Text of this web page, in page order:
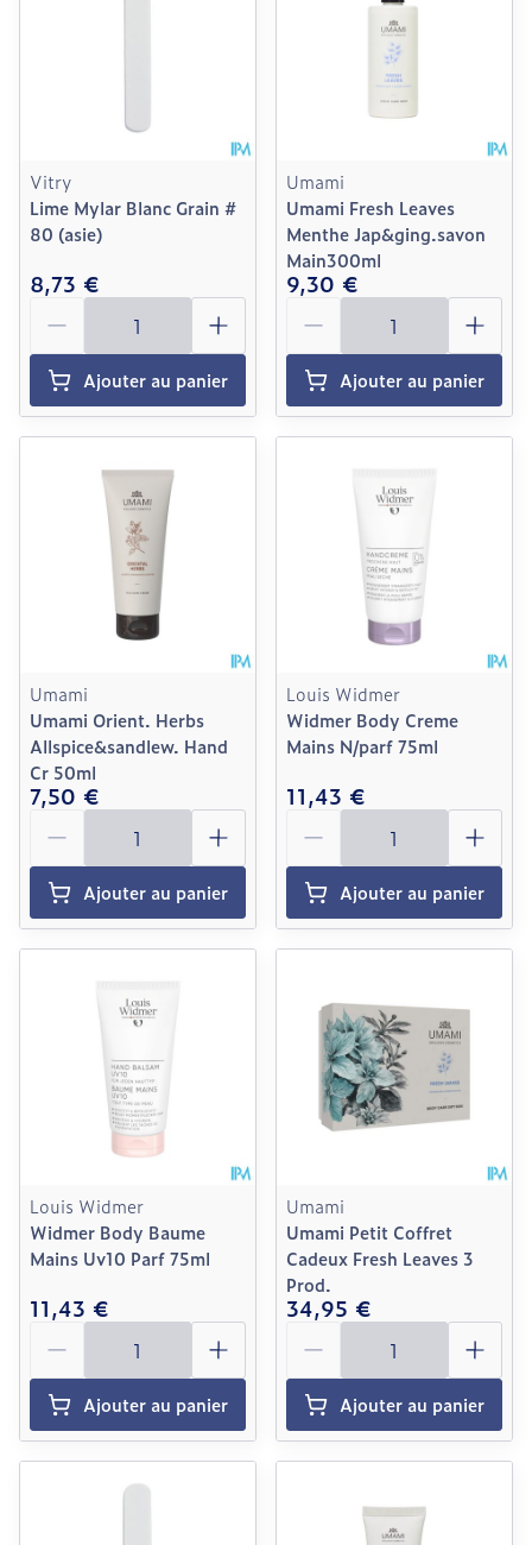
Vitry
Lime Mylar Blanc Grain #
80 (asie)
8,73 €
Quantité
Ajouter au panier
Umami
Umami Fresh Leaves
Menthe Jap&ging.savon
Main300ml
9,30 €
Quantité
Ajouter au panier
Umami
Umami Orient. Herbs
Allspice&sandlew. Hand
Cr 50ml
7,50 €
Quantité
Ajouter au panier
Louis Widmer
Widmer Body Creme
Mains N/parf 75ml
11,43 €
Quantité
Ajouter au panier
Louis Widmer
Widmer Body Baume
Mains Uv10 Parf 75ml
11,43 €
Quantité
Ajouter au panier
Umami
Umami Petit Coffret
Cadeux Fresh Leaves 3
Prod.
34,95 €
Quantité
Ajouter au panier